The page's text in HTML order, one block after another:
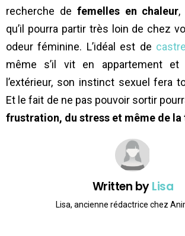
recherche de femelles en chaleur,
qu’il pourra partir très loin de chez
odeur féminine. L’idéal est de
même s’il vit en appartement et
l’extérieur, son instinct sexuel fera
Et le fait de ne pas pouvoir sortir
frustration, du stress et même de
Written byLisa
Lisa, ancienne rédactrice chez